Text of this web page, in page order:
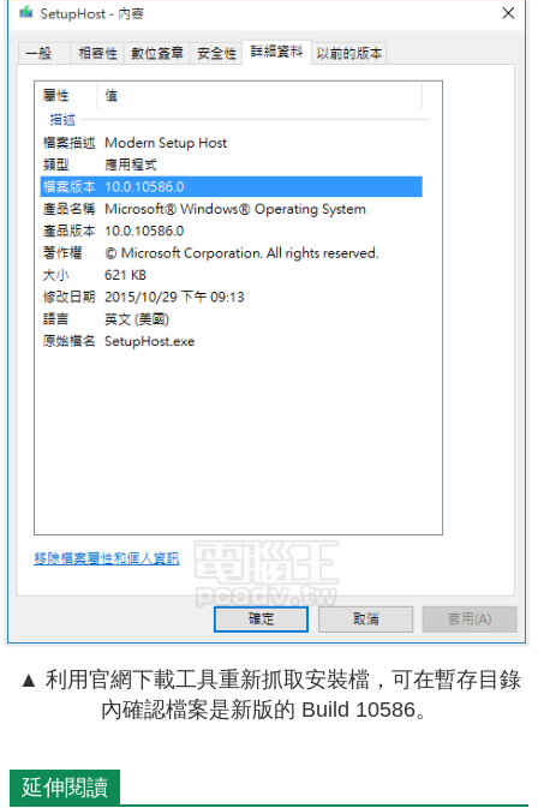
▲ 利用官網下載工具重新抓取安裝檔，可在暫存目錄
內確認檔案是新版的 Build 10586。
延伸閱讀